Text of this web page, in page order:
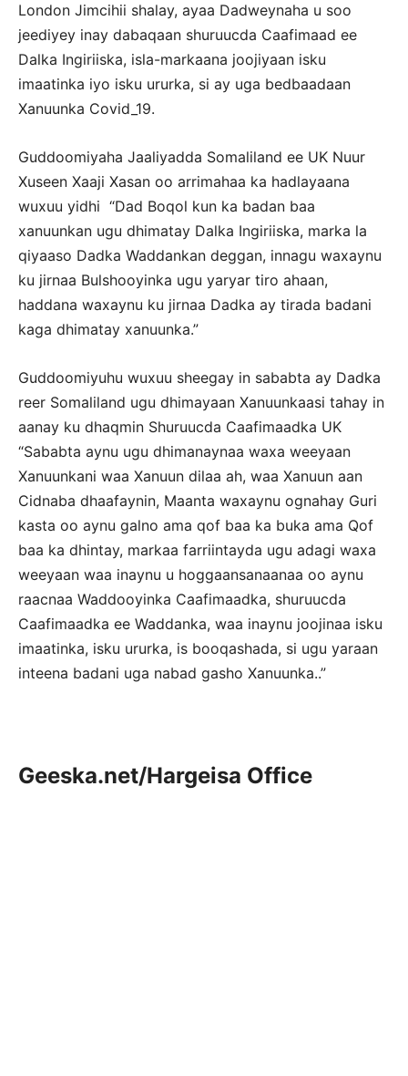
London Jimcihii shalay, ayaa Dadweynaha u soo
jeediyey inay dabaqaan shuruucda Caafimaad ee
Dalka Ingiriiska, isla-markaana joojiyaan isku
imaatinka iyo isku ururka, si ay uga bedbaadaan
Xanuunka Covid_19.
Guddoomiyaha Jaaliyadda Somaliland ee UK Nuur
Xuseen Xaaji Xasan oo arrimahaa ka hadlayaana
wuxuu yidhi “Dad Boqol kun ka badan baa
xanuunkan ugu dhimatay Dalka Ingiriiska, marka la
qiyaaso Dadka Waddankan deggan, innagu waxaynu
ku jirnaa Bulshooyinka ugu yaryar tiro ahaan,
haddana waxaynu ku jirnaa Dadka ay tirada badani
kaga dhimatay xanuunka.”
Guddoomiyuhu wuxuu sheegay in sababta ay Dadka
reer Somaliland ugu dhimayaan Xanuunkaasi tahay in
aanay ku dhaqmin Shuruucda Caafimaadka UK
“Sababta aynu ugu dhimanaynaa waxa weeyaan
Xanuunkani waa Xanuun dilaa ah, waa Xanuun aan
Cidnaba dhaafaynin, Maanta waxaynu ognahay Guri
kasta oo aynu galno ama qof baa ka buka ama Qof
baa ka dhintay, markaa farriintayda ugu adagi waxa
weeyaan waa inaynu u hoggaansanaanaa oo aynu
raacnaa Waddooyinka Caafimaadka, shuruucda
Caafimaadka ee Waddanka, waa inaynu joojinaa isku
imaatinka, isku ururka, is booqashada, si ugu yaraan
inteena badani uga nabad gasho Xanuunka..”
Geeska.net/Hargeisa Office